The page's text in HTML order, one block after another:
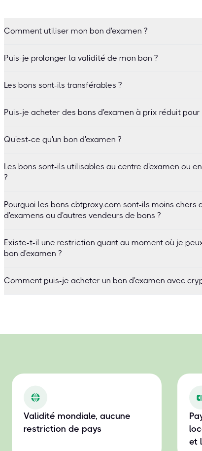
Comment utiliser mon bon d'examen ?
Puis-je prolonger la validité de mon bon ?
Les bons sont-ils transférables ?
Puis-je acheter des bons d'examen à prix réduit
Qu'est-ce qu'un bon d'examen ?
Les bons sont-ils utilisables au centre d'examen ou
?
Pourquoi les bons cbtproxy.com sont-ils moins chers
d'examens ou d'autres vendeurs de bons ?
Existe-t-il une restriction quant au moment où je
bon d'examen ?
Comment puis-je acheter un bon d'examen avec
Validité mondiale, aucune
restriction de pays
et